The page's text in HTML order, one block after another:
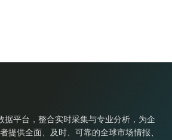
据平台，整合实时采集与专业分析，为企
提供全面、及时、可靠的全球市场情报、